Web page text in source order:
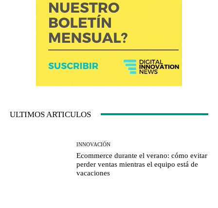
ULTIMOS ARTICULOS
INNOVACIÓN
Ecommerce durante el verano: cómo evitar
perder ventas mientras el equipo está de
vacaciones